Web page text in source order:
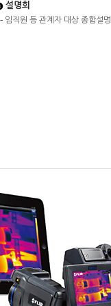
설명회
임직원 등 관계자 대상 종합설명